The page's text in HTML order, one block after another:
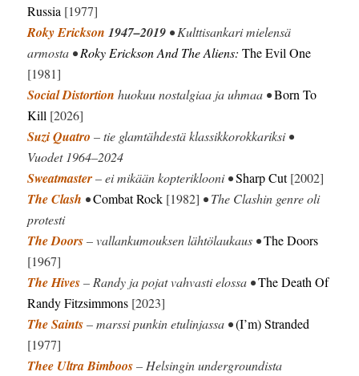
Russia [1977]
Roky Erickson 1947–2019 • Kulttisankari mielensä
armosta •Roky Erickson And The Aliens:The Evil One
[1981]
Social Distortion huokuu nostalgiaa ja uhmaa •Born To
Kill [2026]
Suzi Quatro – tie glamtähdestä klassikkorokkariksi •
Vuodet 1964–2024
Sweatmaster– ei mikään kopteriklooni •Sharp Cut[2002]
The Clash •Combat Rock [1982] • The Clashin genre oli
protesti
The Doors– vallankumouksen lähtölaukaus •The Doors
[1967]
The Hives– Randy ja pojat vahvasti elossa •The Death Of
Randy Fitzsimmons [2023]
The Saints– marssi punkin etulinjassa •(I’m) Stranded
[1977]
Thee Ultra Bimboos– Helsingin undergroundista